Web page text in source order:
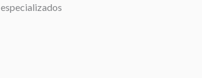
especializados